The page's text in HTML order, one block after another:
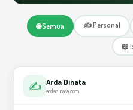
🌐 Semua ✍️ Personal
📖
✍️ Arda Dinata
ardadinata.com